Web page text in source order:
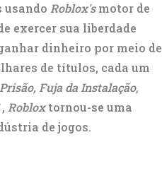
usando Roblox'smotor de
exercer sua liberdade
dinheiro por meio de
de títulos, cada um
Fuja da Instalação,
, Robloxtornou-se uma
de jogos.